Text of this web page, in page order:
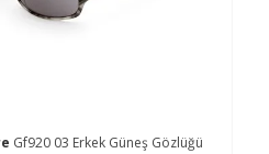
Gf920 03 Erkek Güneş Gözlüğü